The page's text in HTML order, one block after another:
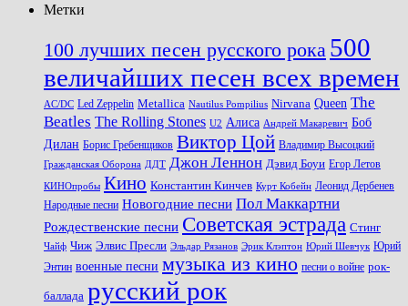
Метки
100 лучших песен русского рока 500
величайших песен всех времен
AC/DC Led Zeppelin Metallica Nautilus Pompilius Nirvana Queen The
Beatles The Rolling Stones U2 Алиса Андрей Макаревич Боб
Дилан Борис Гребенщиков Виктор Цой Владимир Высоцкий
Гражданская Оборона ДДТ Джон Леннон Дэвид Боуи Егор Летов
КИНОпробы Кино Константин Кинчев Курт Кобейн Леонид Дербенев
Народные песни Новогодние песни Пол Маккартни
Рождественские песни Советская эстрада Стинг
Чайф Чиж Элвис Пресли Эльдар Рязанов Эрик Клэптон Юрий Шевчук Юрий
Энтин военные песни музыка из кино песни о войне рок-
баллада русский рок